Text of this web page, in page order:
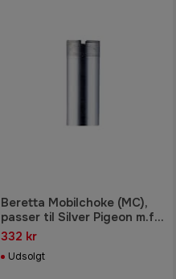
Beretta Mobilchoke (MC),
passer til Silver Pigeon m.fl.,
kaliber 12., Modified
332 kr
Udsolgt